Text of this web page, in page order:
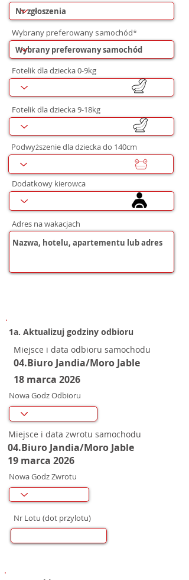
Wybrany preferowany samochód*
Fotelik dla dziecka 0-9kg
Fotelik dla dziecka 9-18kg
Podwyższenie dla dziecka do 140cm
Dodatkowy kierowca
Adres na wakacjach
1a. Aktualizuj godziny odbioru
Miejsce i data odbioru samochodu
04.Biuro Jandia/Moro Jable
18 marca 2026
Nowa Godz Odbioru
Miejsce i data zwrotu samochodu
04.Biuro Jandia/Moro Jable
19 marca 2026
Nowa Godz Zwrotu
Nr Lotu (dot przylotu)